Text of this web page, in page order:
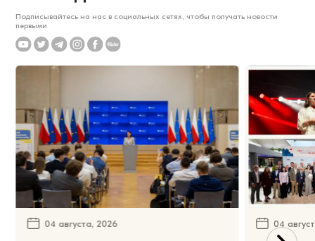
Подписывайтесь на нас в социальных сетях, чтобы получать новости
первыми
04 августа, 2026 04